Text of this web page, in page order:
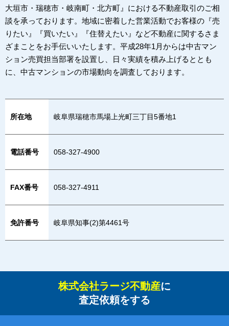
大垣市・瑞穂市・岐南町・北方町』における不動産取引のご相
談を承っております。地域に密着した営業活動でお客様の『売
りたい』『買いたい』『住替えたい』など不動産に関するさま
ざまことをお手伝いいたします。平成28年1月からは中古マン
ション売買担当部署を設置し、日々実績を積み上げるととも
に、中古マンションの市場動向を調査しております。
所在地 岐阜県瑞穂市馬場上光町三丁目5番地1
電話番号 058-327-4900
FAX番号 058-327-4911
免許番号 岐阜県知事(2)第4461号
株式会社ラージ不動産に
査定依頼をする